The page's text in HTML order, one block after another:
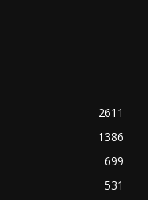
2611
1386
699
531